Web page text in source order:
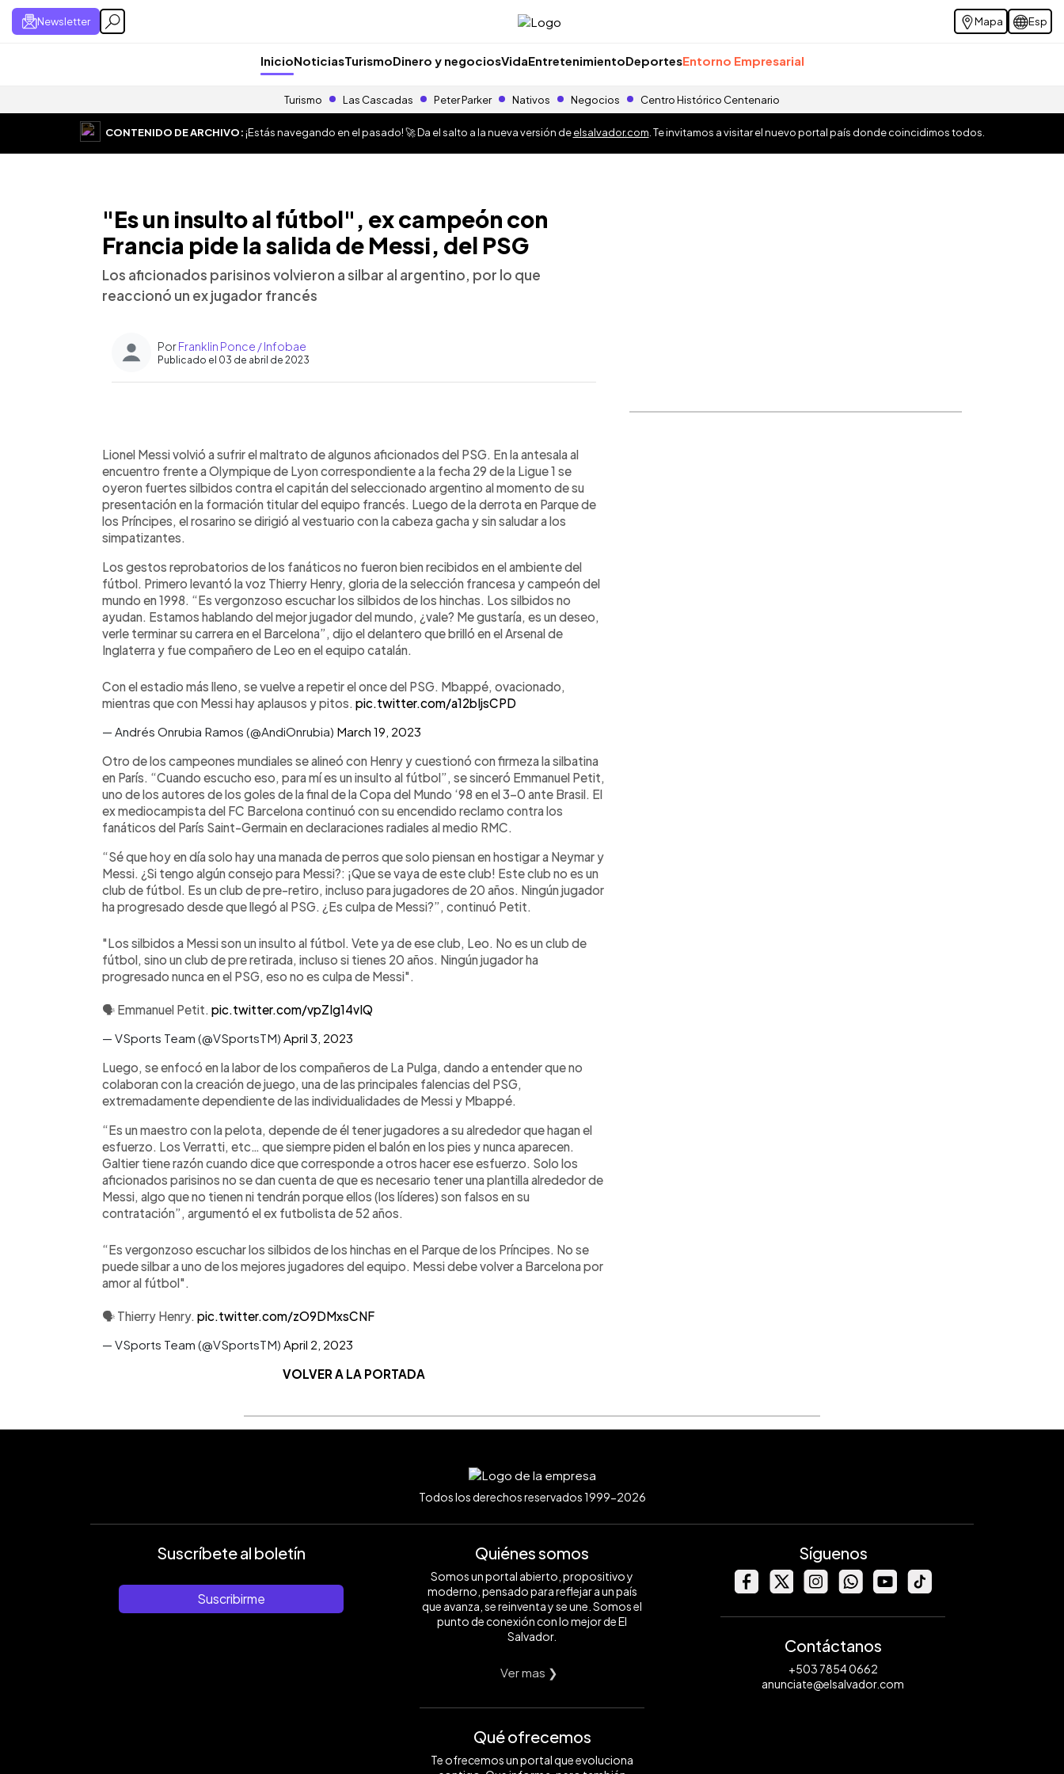
Newsletter Mapa Esp
InicioNoticiasTurismoDinero y negociosVidaEntretenimientoDeportesEntorno Empresarial
Turismo Las Cascadas Peter Parker Nativos Negocios Centro Histórico Centenario
CONTENIDO DE ARCHIVO:¡Estás navegando en el pasado! 🚀 Da el salto a la nueva versión deelsalvador.com . Te invitamos a visitar el nuevo portal país donde coincidimos todos.
"Es un insulto al fútbol", ex campeón con
Francia pide la salida de Messi, del PSG
Los aficionados parisinos volvieron a silbar al argentino, por lo que
reaccionó un ex jugador francés
PorFranklin Ponce / Infobae
Publicado el 03 de abril de 2023
Escuchar artículo
Lionel Messi volvió a sufrir el maltrato de algunos aficionados del PSG. En la antesala al
encuentro frente a Olympique de Lyon correspondiente a la fecha 29 de la Ligue 1 se
oyeron fuertes silbidos contra el capitán del seleccionado argentino al momento de su
presentación en la formación titular del equipo francés. Luego de la derrota en Parque de
los Príncipes, el rosarino se dirigió al vestuario con la cabeza gacha y sin saludar a los
simpatizantes.
Los gestos reprobatorios de los fanáticos no fueron bien recibidos en el ambiente del
fútbol. Primero levantó la voz Thierry Henry, gloria de la selección francesa y campeón del
mundo en 1998. “Es vergonzoso escuchar los silbidos de los hinchas. Los silbidos no
ayudan. Estamos hablando del mejor jugador del mundo, ¿vale? Me gustaría, es un deseo,
verle terminar su carrera en el Barcelona”, dijo el delantero que brilló en el Arsenal de
Inglaterra y fue compañero de Leo en el equipo catalán.
Con el estadio más lleno, se vuelve a repetir el once del PSG. Mbappé, ovacionado,
mientras que con Messi hay aplausos y pitos. pic.twitter.com/a12bIjsCPD
— Andrés Onrubia Ramos (@AndiOnrubia) March 19, 2023
Otro de los campeones mundiales se alineó con Henry y cuestionó con firmeza la silbatina
en París. “Cuando escucho eso, para mí es un insulto al fútbol”, se sinceró Emmanuel Petit,
uno de los autores de los goles de la final de la Copa del Mundo ‘98 en el 3-0 ante Brasil. El
ex mediocampista del FC Barcelona continuó con su encendido reclamo contra los
fanáticos del París Saint-Germain en declaraciones radiales al medio RMC.
“Sé que hoy en día solo hay una manada de perros que solo piensan en hostigar a Neymar y
Messi. ¿Si tengo algún consejo para Messi?: ¡Que se vaya de este club! Este club no es un
club de fútbol. Es un club de pre-retiro, incluso para jugadores de 20 años. Ningún jugador
ha progresado desde que llegó al PSG. ¿Es culpa de Messi?”, continuó Petit.
"Los silbidos a Messi son un insulto al fútbol. Vete ya de ese club, Leo. No es un club de
fútbol, sino un club de pre retirada, incluso si tienes 20 años. Ningún jugador ha
progresado nunca en el PSG, eso no es culpa de Messi".
🗣️ Emmanuel Petit. pic.twitter.com/vpZIg14vIQ
— VSports Team (@VSportsTM) April 3, 2023
Luego, se enfocó en la labor de los compañeros de La Pulga, dando a entender que no
colaboran con la creación de juego, una de las principales falencias del PSG,
extremadamente dependiente de las individualidades de Messi y Mbappé.
“Es un maestro con la pelota, depende de él tener jugadores a su alrededor que hagan el
esfuerzo. Los Verratti, etc… que siempre piden el balón en los pies y nunca aparecen.
Galtier tiene razón cuando dice que corresponde a otros hacer ese esfuerzo. Solo los
aficionados parisinos no se dan cuenta de que es necesario tener una plantilla alrededor de
Messi, algo que no tienen ni tendrán porque ellos (los líderes) son falsos en su
contratación”, argumentó el ex futbolista de 52 años.
“Es vergonzoso escuchar los silbidos de los hinchas en el Parque de los Príncipes. No se
puede silbar a uno de los mejores jugadores del equipo. Messi debe volver a Barcelona por
amor al fútbol".
🗣️ Thierry Henry. pic.twitter.com/zO9DMxsCNF
— VSports Team (@VSportsTM) April 2, 2023
VOLVER A LA PORTADA
Todos los derechos reservados 1999-2026
Suscríbete al boletín
Suscribirme
Quiénes somos
Somos un portal abierto, propositivo y
moderno, pensado para reflejar a un país
que avanza, se reinventa y se une. Somos el
punto de conexión con lo mejor de El
Salvador.
Ver mas ❯
Qué ofrecemos
Te ofrecemos un portal que evoluciona
Síguenos
Contáctanos
+503 7854 0662
anunciate@elsalvador.com